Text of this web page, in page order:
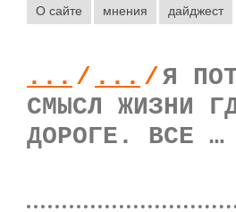
О сайте мнения дайджест
... / ... /Я
СМЫСЛ ЖИЗНИ
ДОРОГЕ. ВСЕ …